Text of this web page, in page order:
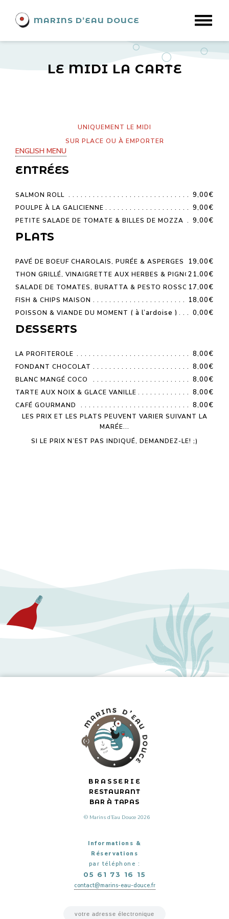
MARINS D’EAU DOUCE
LE MIDI LA CARTE
UNIQUEMENT LE MIDI
SUR PLACE OU À EMPORTER
ENGLISH MENU
ENTRÉES
SALMON ROLL 9,00€
POULPE À LA GALICIENNE 9,00€
PETITE SALADE DE TOMATE & BILLES DE MOZZA 9,00€
PLATS
PAVÉ DE BOEUF CHAROLAIS, PURÉE & ASPERGES 19,00€
THON GRILLÉ, VINAIGRETTE AUX HERBES & PIGNONS
21,00€
SALADE DE TOMATES, BURATTA & PESTO ROSSO17,00€
FISH & CHIPS MAISON 18,00€
POISSON & VIANDE DU MOMENT ( à l’ardoise ) 0,00€
DESSERTS
LA PROFITEROLE 8,00€
FONDANT CHOCOLAT 8,00€
BLANC MANGÉ COCO 8,00€
TARTE AUX NOIX & GLACE VANILLE 8,00€
CAFÉ GOURMAND 8,00€
LES PRIX ET LES PLATS PEUVENT VARIER SUIVANT LA
MARÉE...
SI LE PRIX N’EST PAS INDIQUÉ, DEMANDEZ-LE! ;)
BRASSERIE
RESTAURANT
BAR À TAPAS
© Marins d’Eau Douce 2026
Informations &
Réservations
par téléphone :
05 61 73 16 15
contact@marins-eau-douce.fr